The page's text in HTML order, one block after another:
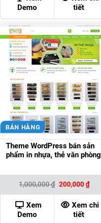
Demo
tiết
BÁN HÀNG
Theme WordPress bán sản
phẩm in nhựa, thẻ văn phòng
1,000,000₫ Giá
là:
1,000,000 ₫.
200,000₫Giá
hiện
tại
là:
Xem
Demo
Xem chi
tiết